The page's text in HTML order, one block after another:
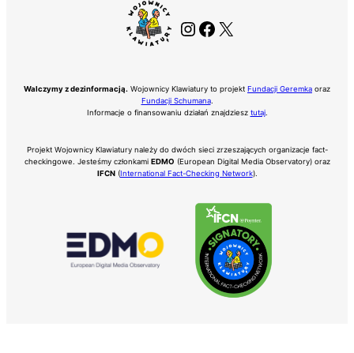
Instagram
Facebook
X
Walczymy z dezinformacją. Wojownicy Klawiatury to projekt Fundacji Geremka oraz
Fundacji Schumana.
Informacje o finansowaniu działań znajdziesz tutaj.
Projekt Wojownicy Klawiatury należy do dwóch sieci zrzeszających organizacje fact-
checkingowe. Jesteśmy członkami EDMO (European Digital Media Observatory) oraz
IFCN (International Fact-Checking Network).